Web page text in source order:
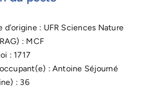
d’origine : UFR Sciences Nature
: MCF
: 1717
: Antoine Séjourné
: 36